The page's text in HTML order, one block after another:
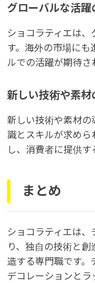
グローバルな活躍
ショコラティエは、
す。海外の市場にも
ルでの活躍が期待さ
新しい技術や素材
新しい技術や素材の
識とスキルが求めら
し、消費者に提供す
まとめ
ショコラティエは
り、独自の技術と
造する専門職です。
デコレーションとラ